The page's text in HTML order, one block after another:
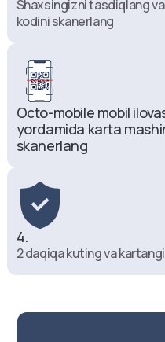
Chorsu avtobus
Bankomat
Katortol koʻchasi,
"Mediapark"
Bankomat va
09:00 - 18:00
supermarket.
Bankomat
Beruniy koʻchasi.
Shaxsingizni tasdiqlang
kodini skanerlang
Octo-mobile mobil
yordamida karta
skanerlang
4.
2 daqiqa kuting va